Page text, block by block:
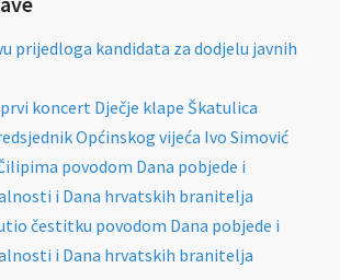
prijedloga kandidata za dodjelu javnih
koncert Dječje klape Škatulica
Općinskog vijeća Ivo Simović
povodom Dana pobjede i
i Dana hrvatskih branitelja
čestitku povodom Dana pobjede i
i Dana hrvatskih branitelja